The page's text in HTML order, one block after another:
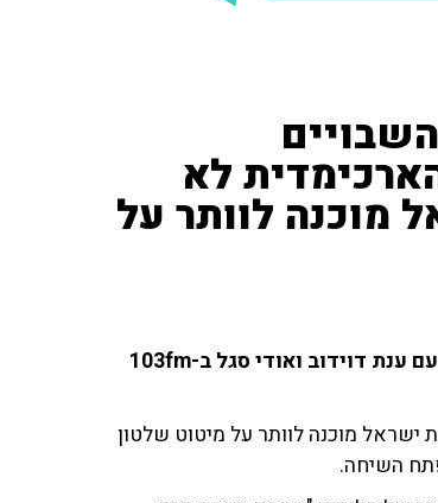
לא
מוכנה לוותר על
רמי איגרא, לשעבר ראש חטיבת השבויים והנעדרים במוסד שוחח עם ענת דוידוב ואודי סגל ב-103fm
ישראל מוכנה לוותר על מיטוט שלטון
השיחה.